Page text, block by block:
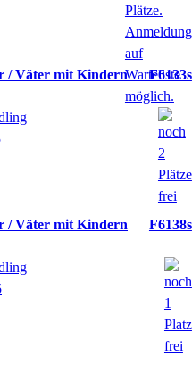
/ Väter mit Kindern
F6133s
/ Väter mit Kindern
F6138s